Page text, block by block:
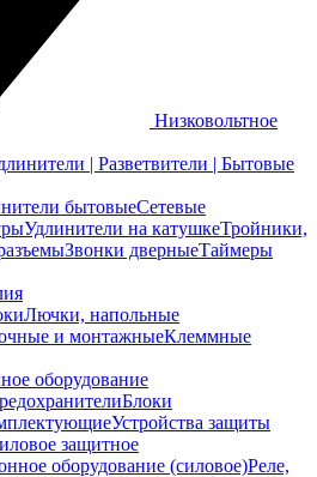
Низковольтное
| Разветвители | Бытовые
бытовыеСетевые
Удлинители на катушкеТройники,
Звонки дверныеТаймеры
Лючки, напольные
и монтажныеКлеммные
оборудование
Блоки
Устройства защиты
защитное
оборудование (силовое)Реле,